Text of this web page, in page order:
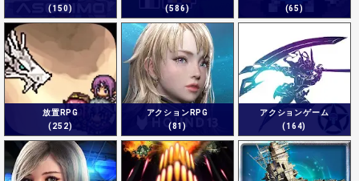
(150)
(586)
(65)
放置RPG
(252)
アクションRPG
(81)
アクションゲーム
(164)